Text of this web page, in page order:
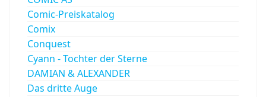
Comic-Preiskatalog
Comix
Conquest
Cyann - Tochter der Sterne
DAMIAN & ALEXANDER
Das dritte Auge